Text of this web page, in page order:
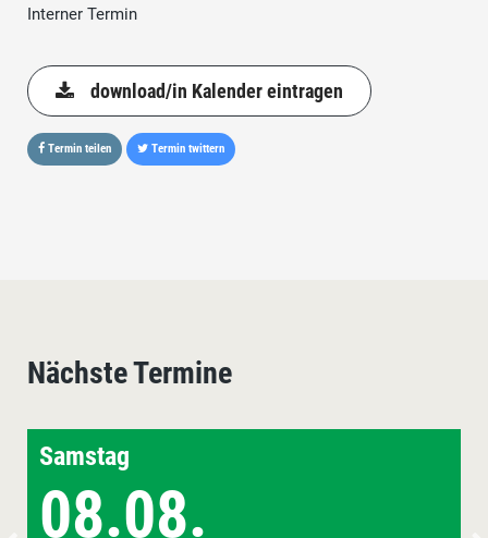
Interner Termin
download/in Kalender eintragen
Termin teilen Termin twittern
Nächste Termine
Samstag
08.08.